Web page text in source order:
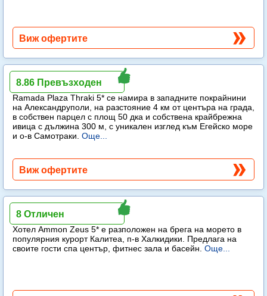
Виж офертите
Ramada Plaza Thraki
Ramada Plaza Thraki 5* се намира в западните покрайнини
на Александруполи, на разстояние 4 км от центъра на града,
в собствен парцел с площ 50 дка и собствена крайбрежна
ивица с дължина 300 м, с уникален изглед към Егейско море
и о-в Самотраки. Още...
8.86 Превъзходен
Виж офертите
Ammon Zeus Hotel
Хотел Ammon Zeus 5* е разположен на брега на морето в
популярния курорт Калитеа, п-в Халкидики. Предлага на
своите гости спа център, фитнес зала и басейн. Още...
8 Отличен